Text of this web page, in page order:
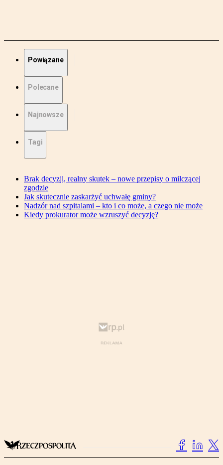
Powiązane
Polecane
Najnowsze
Tagi
Brak decyzji, realny skutek – nowe przepisy o milczącej
zgodzie
Jak skutecznie zaskarżyć uchwałę gminy?
Nadzór nad szpitalami – kto i co może, a czego nie może
Kiedy prokurator może wzruszyć decyzję?